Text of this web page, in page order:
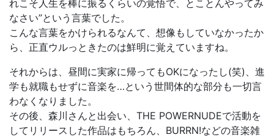
れこそ人生を棒に振るくらいの覚悟で、とことんやってみ
なさい”という言葉でした。
こんな言葉をかけられるなんて、想像もしていなかったか
ら、正直ウルっときたのは鮮明に覚えていますね。
それからは、昼間に実家に帰ってもOKになったし(笑)、進
学も就職もせずに音楽を…という世間体的な部分も一切言
わなくなりました。
その後、森川さんと出会い、THE POWERNUDEで活動を
してリリースした作品はもちろん、BURRN!などの音楽雑